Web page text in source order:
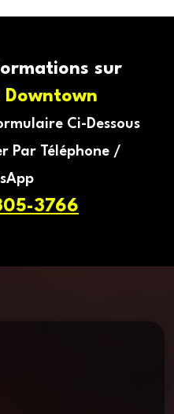
sur
Downtown
Ci-Dessous
Par Téléphone /
3766